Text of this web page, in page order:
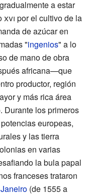
a estar
xvi por el cultivo de la
de azúcar en
"ingenios" a lo
de mano de obra
africana—que
productor, región
y más rica área
Durante los primeros
europeas,
y las tierra
en varias
la bula papal
franceses trataron
(de 1555 a